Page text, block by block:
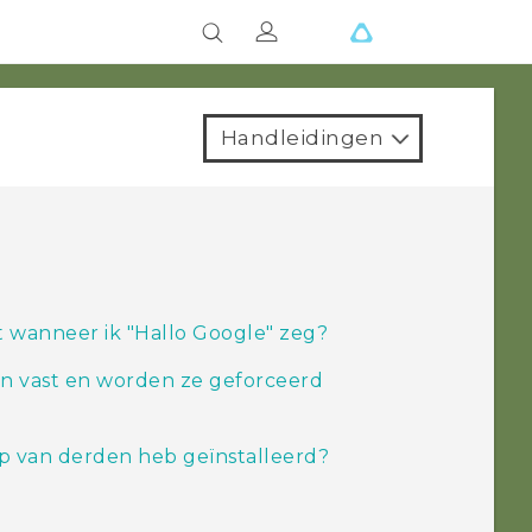
Handleidingen
ik "‍Hallo Google"‍ zeg?
vast en worden ze geforceerd
van derden heb geïnstalleerd?